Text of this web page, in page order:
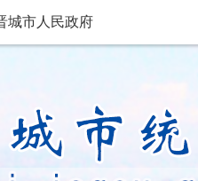
城市人民政府